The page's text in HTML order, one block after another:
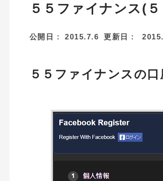
５５ファイナンス(
公開日 : 2015.7.6 更新日 :
５５ファイナンスの